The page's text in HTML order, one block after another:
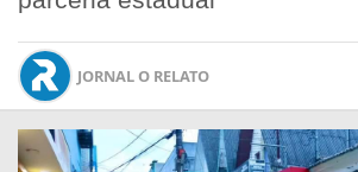
JORNAL O RELATO